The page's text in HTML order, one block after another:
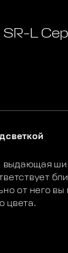
L
выдающая
от него вы
цвета.